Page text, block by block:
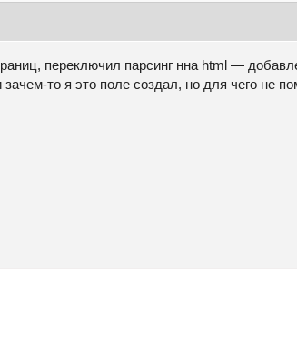
переключил парсинг нна html —
то я это поле создал, но для чего не